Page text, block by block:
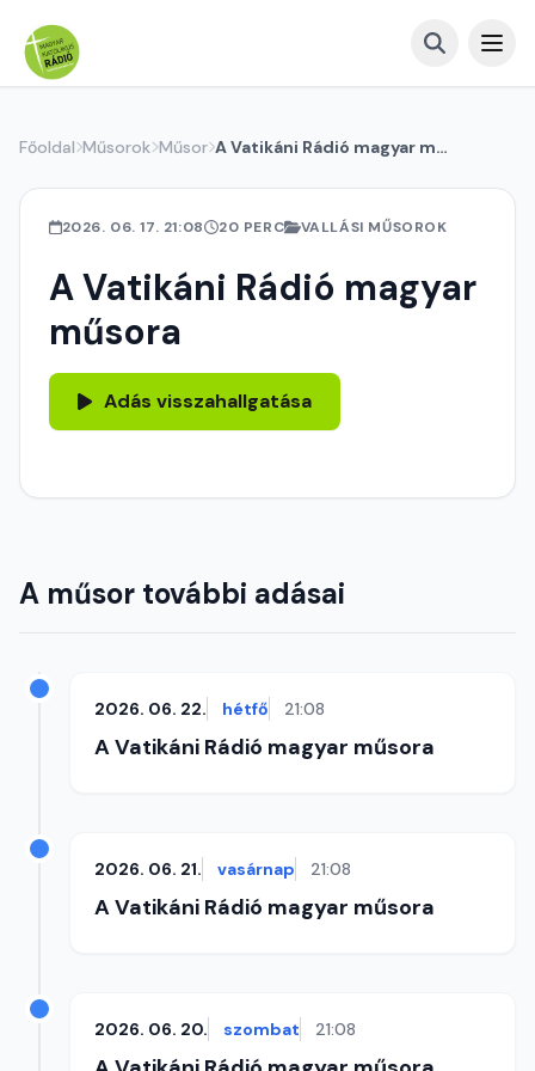
Főoldal Műsorok Műsor A Vatikáni Rádió magyar műsora
2026. 06. 17. 21:08 20 PERC VALLÁSI MŰSOROK
A Vatikáni Rádió magyar
műsora
Adás visszahallgatása
A műsor további adásai
2026. 06. 22. hétfő 21:08
A Vatikáni Rádió magyar műsora
2026. 06. 21. vasárnap 21:08
A Vatikáni Rádió magyar műsora
2026. 06. 20. szombat 21:08